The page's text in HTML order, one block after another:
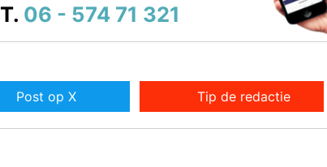
T. 06 - 574 71 321
Post op X Tip de redactie